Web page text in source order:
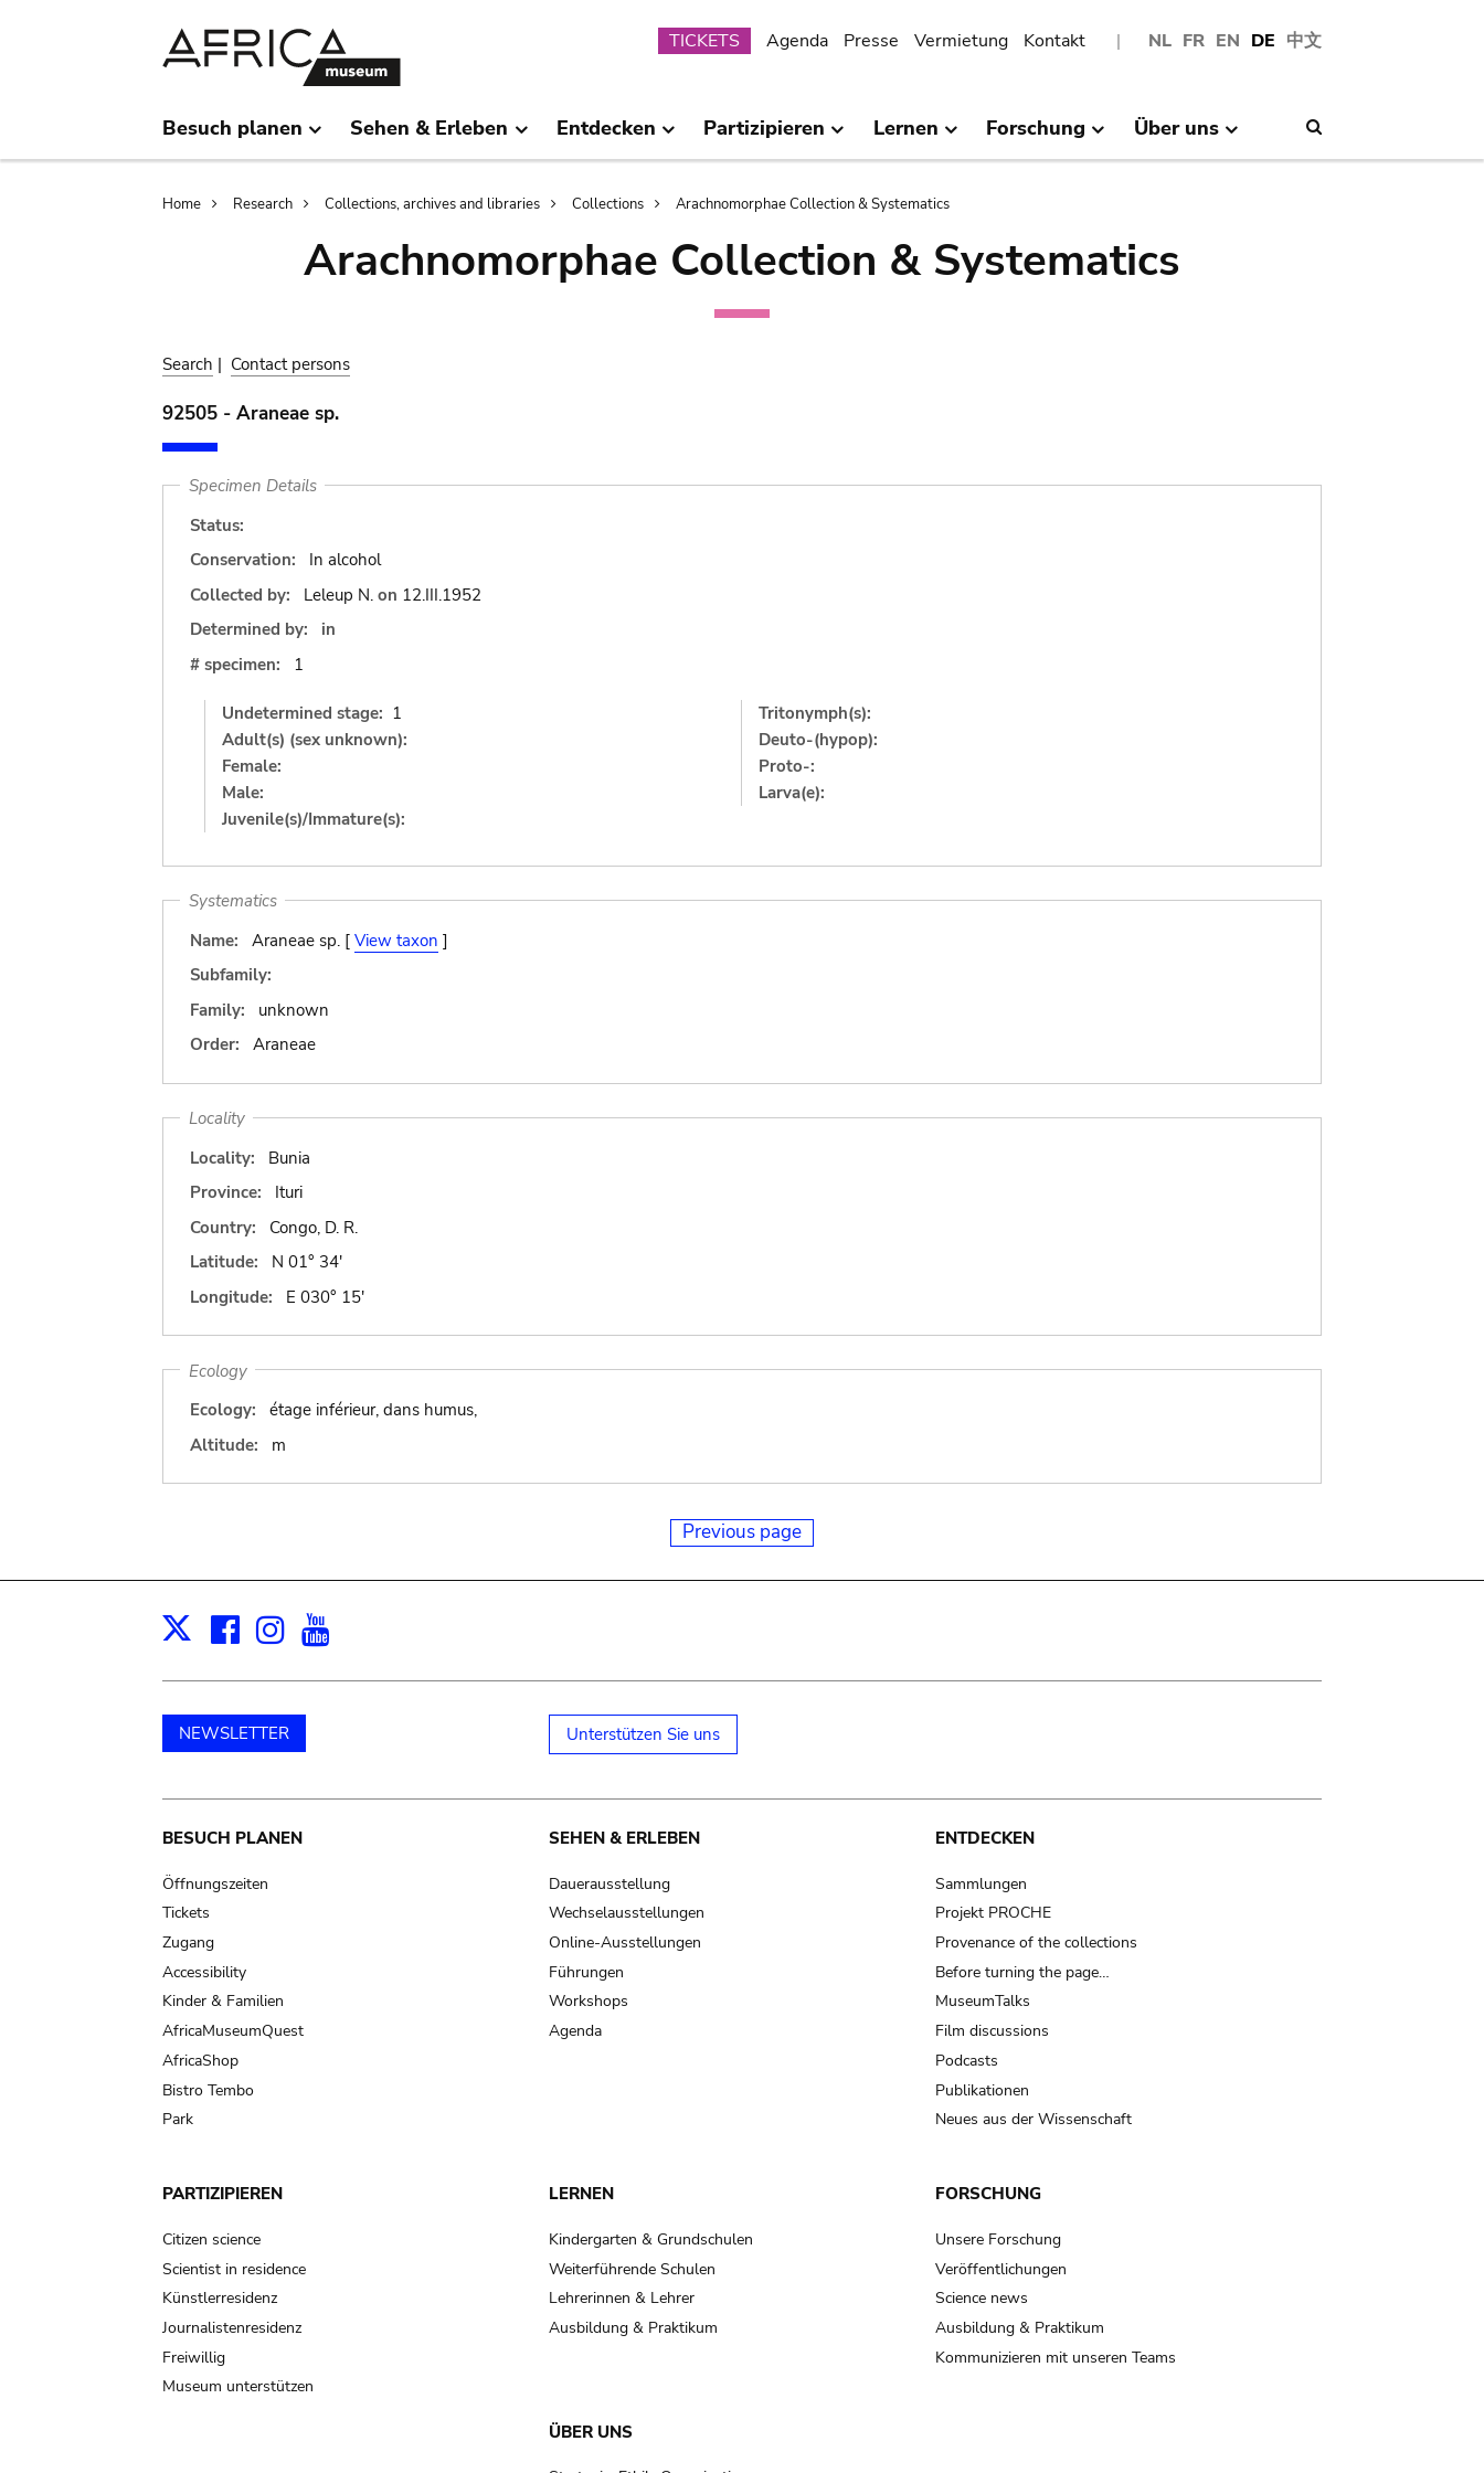
NL FR EN DE 中文
Submenu
TICKETS Agenda Presse Vermietung Kontakt
Besuch planen Sehen & Erleben Entdecken Partizipieren Lernen Forschung Über uns
Breadcrumb
Home Research Collections, archives and libraries Collections Arachnomorphae Collection & Systematics
Arachnomorphae Collection & Systematics
Search | Contact persons
92505 - Araneae sp.
Specimen Details
Status:
Conservation:
In alcohol
Collected by:
Leleup N. on 12.III.1952
Determined by:
in
# specimen:
1
Undetermined stage: 1
Adult(s) (sex unknown):
Female:
Male:
Juvenile(s)/Immature(s):
Tritonymph(s):
Deuto-(hypop):
Proto-:
Larva(e):
Systematics
Name:
Araneae sp. [ View taxon ]
Subfamily:
Family:
unknown
Order:
Araneae
Locality
Locality:
Bunia
Province:
Ituri
Country:
Congo, D. R.
Latitude:
N 01° 34'
Longitude:
E 030° 15'
Ecology
Ecology:
étage inférieur, dans humus,
Altitude:
m
Previous page
X Facebook
Instagram
NEWSLETTER Unterstützen Sie uns
Main
navigation
BESUCH PLANEN
Öffnungszeiten
Tickets
Zugang
Accessibility
Kinder & Familien
AfricaMuseumQuest
AfricaShop
Bistro Tembo
Park
SEHEN & ERLEBEN
Dauerausstellung
Wechselausstellungen
Online-Ausstellungen
Führungen
Workshops
Agenda
ENTDECKEN
Sammlungen
Projekt PROCHE
Provenance of the collections
Before turning the page…
MuseumTalks
Film discussions
Podcasts
Publikationen
Neues aus der Wissenschaft
PARTIZIPIEREN
Citizen science
Scientist in residence
Künstlerresidenz
Journalistenresidenz
Freiwillig
Museum unterstützen
LERNEN
Kindergarten & Grundschulen
Weiterführende Schulen
Lehrerinnen & Lehrer
Ausbildung & Praktikum
FORSCHUNG
Unsere Forschung
Veröffentlichungen
Science news
Ausbildung & Praktikum
Kommunizieren mit unseren Teams
ÜBER UNS